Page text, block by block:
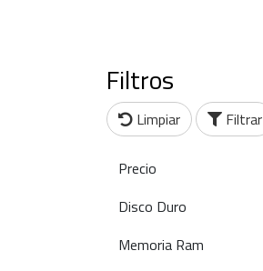
Filtros
Limpiar Filtrar
Precio
Disco Duro
Memoria Ram